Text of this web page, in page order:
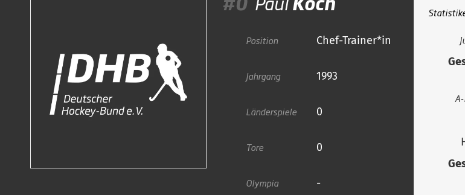
Position Chef-Trainer*in
Jahrgang 1993
Länderspiele 0
Tore 0
Olympia -